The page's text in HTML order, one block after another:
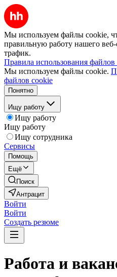
Мы используем файлы cookie,
правильную работу нашего веб-
трафик.
Правила использования файлов
Мы используем файлы cookie.
файлов cookie
Понятно
Ищу работу
Ищу работу
Ищу работу
Ищу сотрудника
Сервисы
Помощь
Ещё
Поиск
Антрацит
Войти
Войти
Создать резюме
Работа и